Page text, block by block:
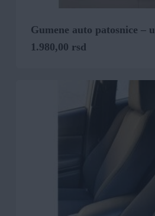
Gumene auto patosnice –
1.980,00 rsd